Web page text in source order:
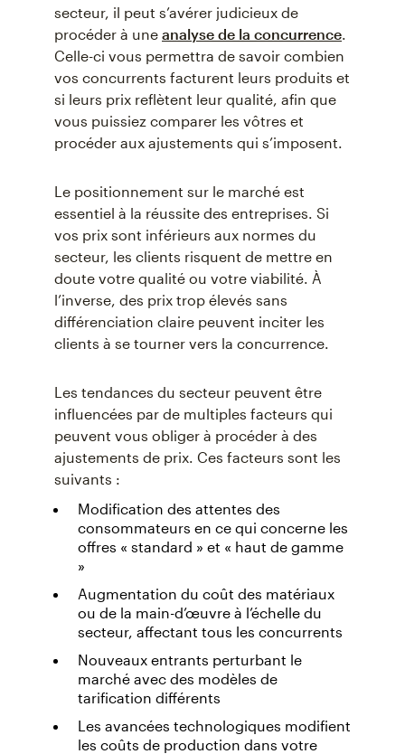
secteur, il peut s’avérer judicieux de
procéder à une analyse de la concurrence.
Celle-ci vous permettra de savoir combien
vos concurrents facturent leurs produits et
si leurs prix reflètent leur qualité, afin que
vous puissiez comparer les vôtres et
procéder aux ajustements qui s’imposent.
Le positionnement sur le marché est
essentiel à la réussite des entreprises. Si
vos prix sont inférieurs aux normes du
secteur, les clients risquent de mettre en
doute votre qualité ou votre viabilité. À
l’inverse, des prix trop élevés sans
différenciation claire peuvent inciter les
clients à se tourner vers la concurrence.
Les tendances du secteur peuvent être
influencées par de multiples facteurs qui
peuvent vous obliger à procéder à des
ajustements de prix. Ces facteurs sont les
suivants :
Modification des attentes des
consommateurs en ce qui concerne les
offres « standard » et « haut de gamme
»
Augmentation du coût des matériaux
ou de la main-d’œuvre à l’échelle du
secteur, affectant tous les concurrents
Nouveaux entrants perturbant le
marché avec des modèles de
tarification différents
Les avancées technologiques modifient
les coûts de production dans votre